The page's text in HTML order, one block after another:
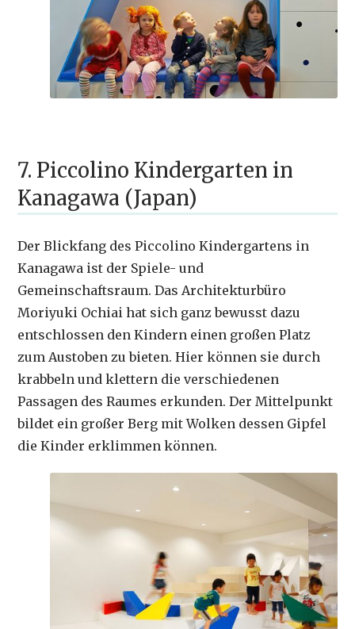
7. Piccolino Kindergarten in
Kanagawa (Japan)
Der Blickfang des Piccolino Kindergartens in
Kanagawa ist der Spiele- und
Gemeinschaftsraum. Das Architekturbüro
Moriyuki Ochiai hat sich ganz bewusst dazu
entschlossen den Kindern einen großen Platz
zum Austoben zu bieten. Hier können sie durch
krabbeln und klettern die verschiedenen
Passagen des Raumes erkunden. Der Mittelpunkt
bildet ein großer Berg mit Wolken dessen Gipfel
die Kinder erklimmen können.